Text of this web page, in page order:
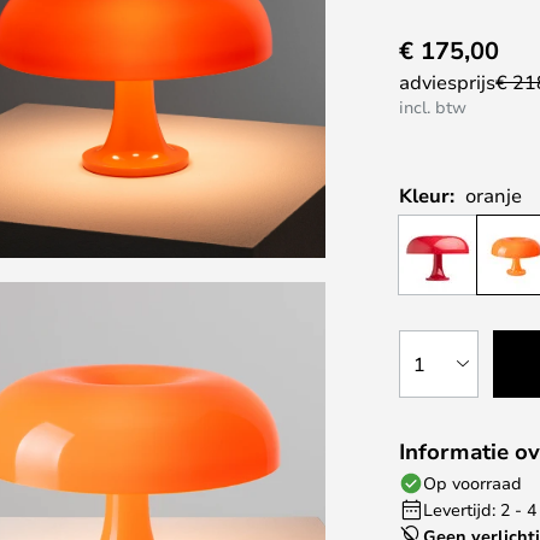
€ 175,00
adviesprijs€
incl. btw
Kleur: oranje
1
Informatie
Op voorraad
Levertijd: 2 -